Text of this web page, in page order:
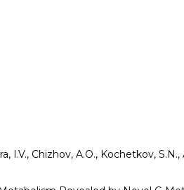
Chizhov, A.O., Kochetkov, S.N.,